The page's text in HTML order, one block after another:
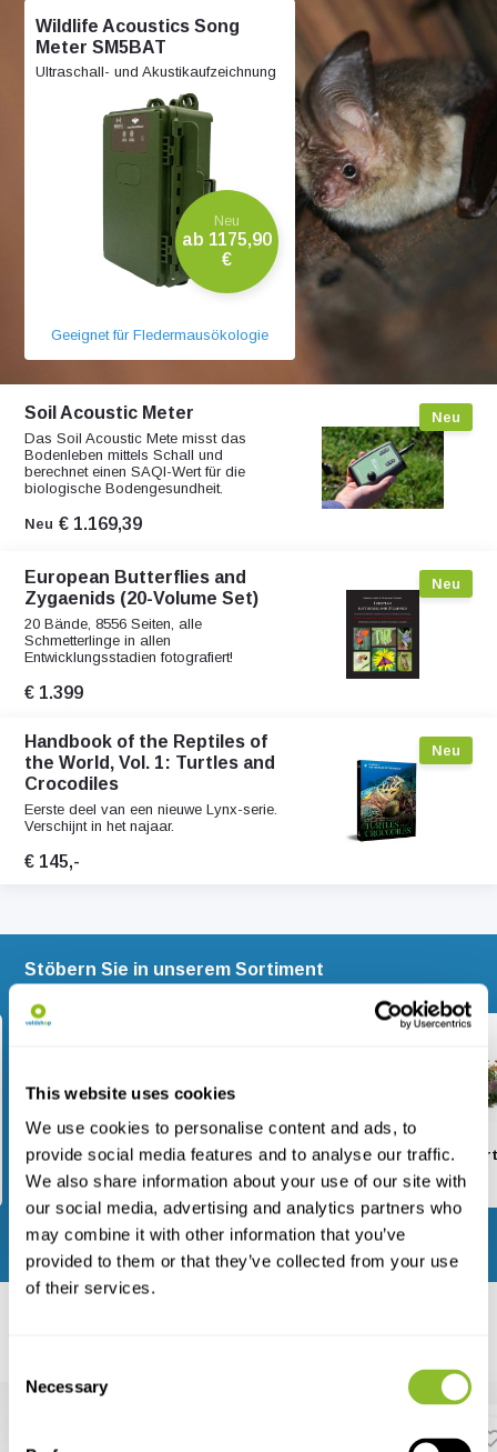
This website uses cookies
We use cookies to personalise content and ads, to
provide social media features and to analyse our traffic.
We also share information about your use of our site with
our social media, advertising and analytics partners who
may combine it with other information that you’ve
provided to them or that they’ve collected from your use
of their services.
Selection
Necessary
Soil Acoustic Meter
Das Soil Acoustic Mete misst das
Bodenleben mittels Schall und
berechnet einen SAQI-Wert für die
biologische Bodengesundheit.
Neu € 1.169,39
Neu
European Butterflies and
Zygaenids (20-Volume Set)
20 Bände, 8556 Seiten, alle
Schmetterlinge in allen
Entwicklungsstadien fotografiert!
€ 1.399
Neu
Handbook of the Reptiles of
the World, Vol. 1: Turtles and
Crocodiles
Eerste deel van een nieuwe Lynx-serie.
Verschijnt in het najaar.
€ 145,-
Neu
Wildlife Acoustics Song
Meter SM5BAT
Ultraschall- und Akustikaufzeichnung
Neu
ab 1175,90
€
Geeignet für Fledermausökologie
Stöbern Sie in unserem Sortiment
Alle Kategorien anzeigen
Feldarbeit Nistkästen